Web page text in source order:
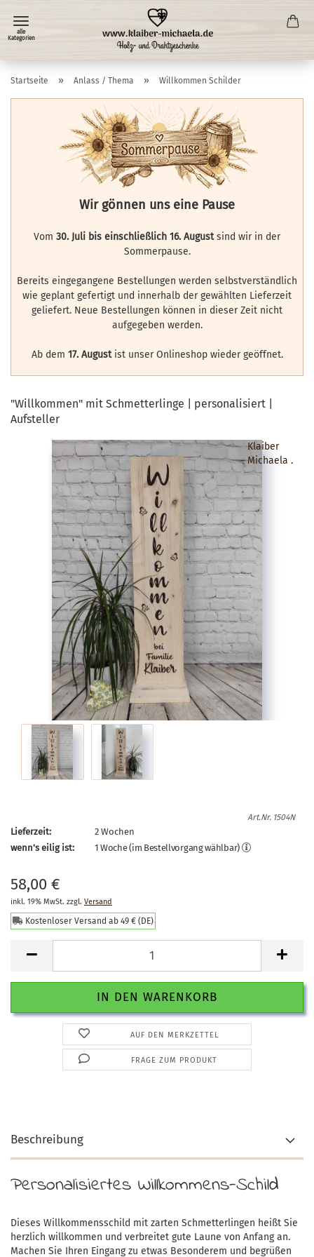
Startseite » Anlass / Thema » Willkommen Schilder
Wir gönnen uns eine Pause
Vom 30. Juli bis einschließlich 16. Augustsind wir in der
Sommerpause.
Bereits eingegangene Bestellungen werden selbstverständlich
wie geplant gefertigt und innerhalb der gewählten Lieferzeit
geliefert. Neue Bestellungen können in dieser Zeit nicht
aufgegeben werden.
Ab dem 17. Augustist unser Onlineshop wieder geöffnet.
"Willkommen" mit Schmetterlinge | personalisiert |
Aufsteller
Klaiber
Michaela .
Art.Nr. 1504N
Lieferzeit: 2 Wochen
58,00 €
inkl. 19% MwSt. zzgl. Versand
Kostenloser Versand ab 49 € (DE)
AUF DEN MERKZETTEL
FRAGE ZUM PRODUKT
Beschreibung
Personalisiertes Willkommens-Schild
Dieses Willkommensschild mit zarten Schmetterlingen heißt Sie
herzlich willkommen und verbreitet gute Laune von Anfang an.
Machen Sie Ihren Eingang zu etwas Besonderem und begrüßen